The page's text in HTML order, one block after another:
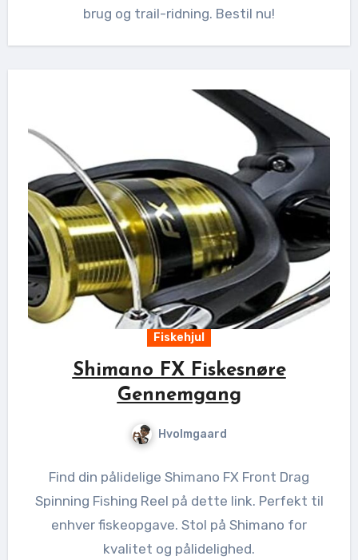
brug og trail-ridning. Bestil nu!
Fiskehjul
Shimano FX Fiskesnøre
Gennemgang
Hvolmgaard
Find din pålidelige Shimano FX Front Drag
Spinning Fishing Reel på dette link. Perfekt til
enhver fiskeopgave. Stol på Shimano for
kvalitet og pålidelighed.